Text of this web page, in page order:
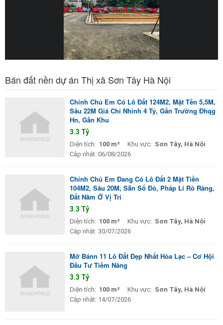
Bán đất nền dự án Thị xã Sơn Tây Hà Nội
Chính Chủ Em Có Lô Đất 124M2, Mặt Tền 5,5M,
Sâu 22M Giá Chỉ Nhỉnh 4 Tỷ, Gần Trường Đhqg
Hn, Gần Khu
3.3 Tỷ
Diện tích: 100 m² Khu vực: Sơn Tây, Hà Nội
Cập nhật: 06/08/2026
Chính Chủ Em Đang Có Lô Đất 2 Mặt Tiền
104M2, Sâu 20M, Sẵn Sổ Đỏ, Pháp Lí Rõ Ràng,
Đất Nằm Ở Vị Trí
3.3 Tỷ
Diện tích: 100 m² Khu vực: Sơn Tây, Hà Nội
Cập nhật: 30/07/2026
Mở Bánn 11 Lô Đất Đẹp Nhất Hòa Lạc – Cơ Hội
Đầu Tư Tiềm Năng
3.3 Tỷ
Diện tích: 100 m² Khu vực: Sơn Tây, Hà Nội
Cập nhật: 14/07/2026